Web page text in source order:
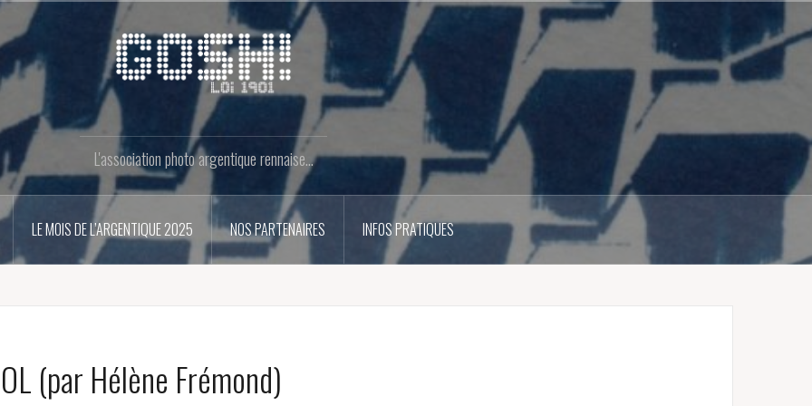
L'association photo argentique rennaise...
LE MOIS DE L’ARGENTIQUE 2025 NOS PARTENAIRES INFOS PRATIQUES
(par Hélène Frémond)